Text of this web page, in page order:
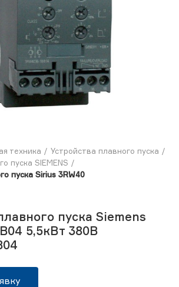
техника
Устройства плавного пуска
пуска SIEMENS
пуска Sirius 3RW40
пуска Siemens
5,5кВт 380В